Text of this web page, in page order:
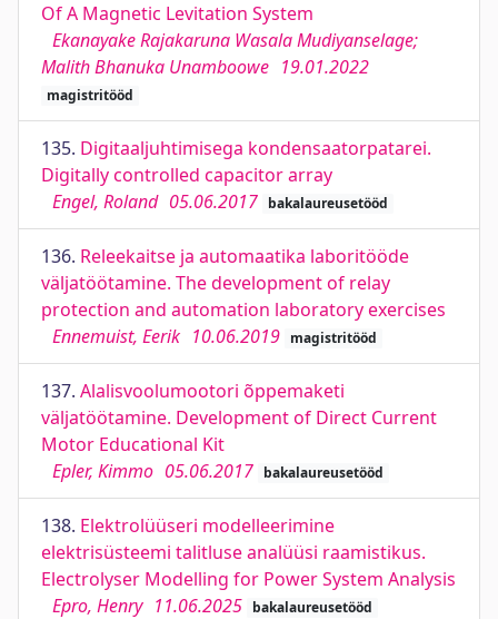
Of A Magnetic Levitation System
Ekanayake Rajakaruna Wasala Mudiyanselage;
Malith Bhanuka Unamboowe 19.01.2022
magistritööd
135. Digitaaljuhtimisega kondensaatorpatarei.
Digitally controlled capacitor array
Engel, Roland 05.06.2017 bakalaureusetööd
136. Releekaitse ja automaatika laboritööde
väljatöötamine. The development of relay
protection and automation laboratory exercises
Ennemuist, Eerik 10.06.2019 magistritööd
137. Alalisvoolumootori õppemaketi
väljatöötamine. Development of Direct Current
Motor Educational Kit
Epler, Kimmo 05.06.2017 bakalaureusetööd
138. Elektrolüüseri modelleerimine
elektrisüsteemi talitluse analüüsi raamistikus.
Electrolyser Modelling for Power System Analysis
Epro, Henry 11.06.2025 bakalaureusetööd